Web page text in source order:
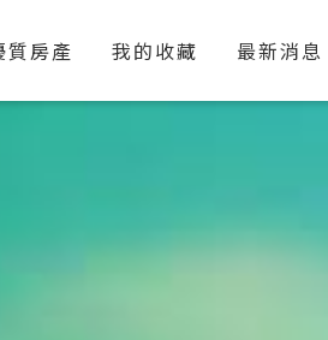
質房產 我的收藏 最新消息